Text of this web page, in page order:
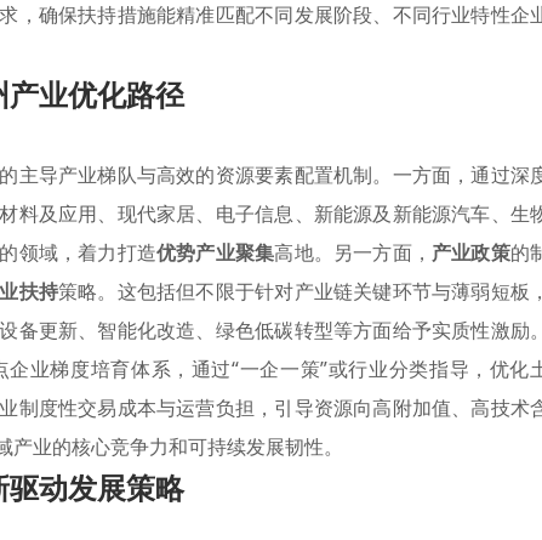
，确保扶持措施能精准匹配不同发展阶段、不同行业特性企
产业优化路径
主导产业梯队与高效的资源要素配置机制。一方面，通过深
料及应用、现代家居、电子信息、新能源及新能源汽车、生
领域，着力打造优势产业聚集高地。另一方面， 产业政策的
扶持策略。这包括但不限于针对产业链关键环节与薄弱短板，
备更新、智能化改造、绿色低碳转型等方面给予实质性激励。
业梯度培育体系，通过“一企一策”或行业分类指导，优化
制度性交易成本与运营负担，引导资源向高附加值、高技术
业的核心竞争力和可持续发展韧性。
驱动发展策略